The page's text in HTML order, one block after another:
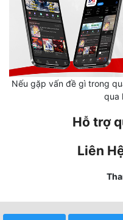
Kiếm Hiệp
Kỳ Huyễn
Kỳ Ảo
Mỹ Thực
Nếu gặp vấn đề gì trong
qua
Hỗ trợ
Liên